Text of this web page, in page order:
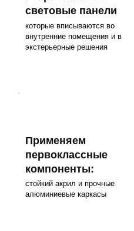
световые панели
которые вписываются во
внутренние помещения и в
экстерьерные решения
Применяем
первоклассные
компоненты:
стойкий акрил и прочные
алюминиевые каркасы